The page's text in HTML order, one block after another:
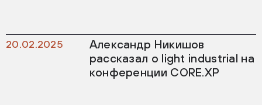
20.02.2025
Александр Никишов
рассказал о light industrial на
конференции CORE.XP